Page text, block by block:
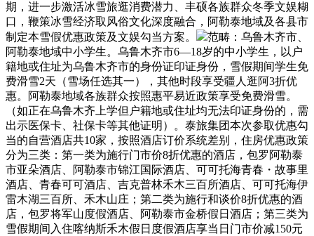
期，进一步激活冰雪旅逛消费潜力、丰硕各族群众冬季文娱糊
口，鞭策冰雪经济取风俗文化深度融合，阿勒泰地域及各县市
制定本雪假优惠政策及文娱勾当方案。
范畴：乌鲁木齐市、
阿勒泰地域中小学生。乌鲁木齐市6—18岁的中小学生，以户
籍地或住址为乌鲁木齐市的身份证印证身份，雪假期间学生免
费滑雪2天（雪场任选其一），其他时段享受疆人逛阿3折优
惠。阿勒泰地域各族群众按照惠平易近政策享受免费滑雪。
（如正在乌鲁木齐上学但户籍地或住址均无法印证身份的，需
出示医保卡、社保卡等其他证明）。泰旅集团本次参取优惠勾
当的自营酒店共10家，按照酒店订价系统差别，住房优惠政策
分为三类：第一类为施行门市价8折优惠的酒店，包罗阿勒泰
市亚朵酒店、阿勒泰市锦江国际酒店、可可托海青春・故事里
酒店、青春可可酒店、吉克普林禾木三百所酒店、可可托海伊
雷木湖三百所、禾木山庄；第二类为施行和谈价8折优惠的酒
店，包罗将军山度假酒店、阿勒泰市金桥假日酒店；第三类为
雪假期间入住喀纳斯禾木假日度假酒店享当日门市价减150元